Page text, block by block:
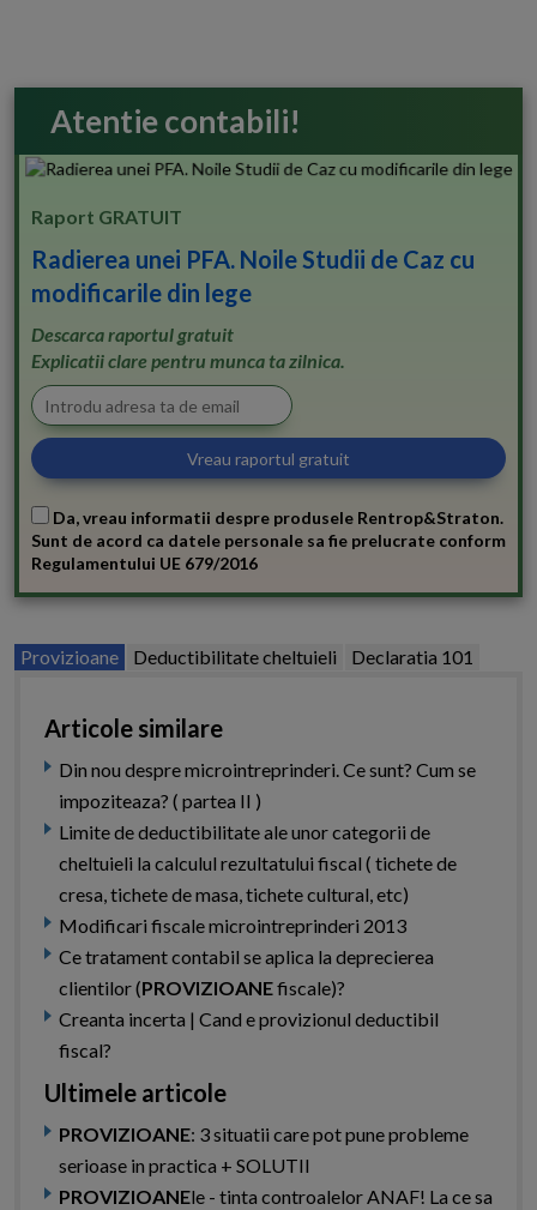
Atentie contabili!
Raport GRATUIT
Radierea unei PFA. Noile Studii de Caz cu
modificarile din lege
Descarca raportul gratuit
Explicatii clare pentru munca ta zilnica.
Da, vreau informatii despre produsele Rentrop&Straton.
Sunt de acord ca datele personale sa fie prelucrate conform
Regulamentului UE 679/2016
Provizioane Deductibilitate cheltuieli Declaratia 101
Articole similare
Din nou despre microintreprinderi. Ce sunt? Cum se
impoziteaza? ( partea II )
Limite de deductibilitate ale unor categorii de
cheltuieli la calculul rezultatului fiscal ( tichete de
cresa, tichete de masa, tichete cultural, etc)
Modificari fiscale microintreprinderi 2013
Ce tratament contabil se aplica la deprecierea
clientilor (PROVIZIOANEfiscale)?
Creanta incerta | Cand e provizionul deductibil
fiscal?
Ultimele articole
PROVIZIOANE: 3 situatii care pot pune probleme
serioase in practica + SOLUTII
PROVIZIOANEle - tinta controalelor ANAF! La ce sa